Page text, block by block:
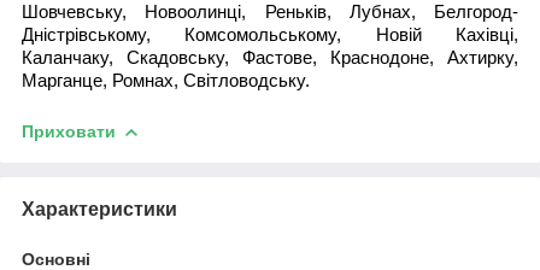
Шовчевську, Новоолинці, Реньків, Лубнах, Белгород-
Дністрівському, Комсомольському, Новій Кахівці,
Каланчаку, Скадовську, Фастове, Краснодоне, Ахтирку,
Марганце, Ромнах, Світловодську.
Приховати
Характеристики
Основні